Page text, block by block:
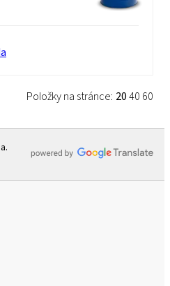
Položky na stránce: 2040 60